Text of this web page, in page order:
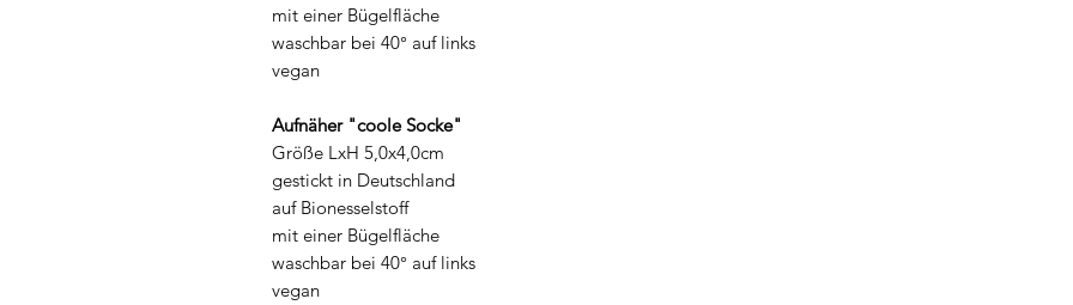
mit einer Bügelfläche
waschbar bei 40° auf links
vegan
Aufnäher "coole Socke"
Größe LxH 5,0x4,0cm
gestickt in Deutschland
auf Bionesselstoff
mit einer Bügelfläche
waschbar bei 40° auf links
vegan